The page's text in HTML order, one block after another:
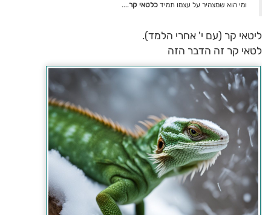
ומי הוא שמצהיר על עצמו תמיד כלטאי קר....
ליטאי קר (עם י' אחרי הלמד).
לטאי קר זה הדבר הזה